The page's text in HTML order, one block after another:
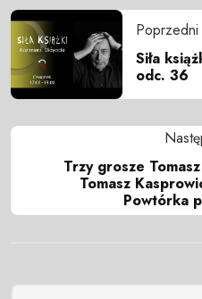
Poprzedni
Siła
odc. 36
Trzy grosze
Tomasz
Powtórka